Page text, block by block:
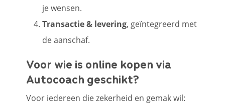
je wensen.
Transactie & levering, geïntegreerd met
de aanschaf.
Voor wie is online kopen via
Autocoach geschikt?
Voor iedereen die zekerheid en gemak wil: